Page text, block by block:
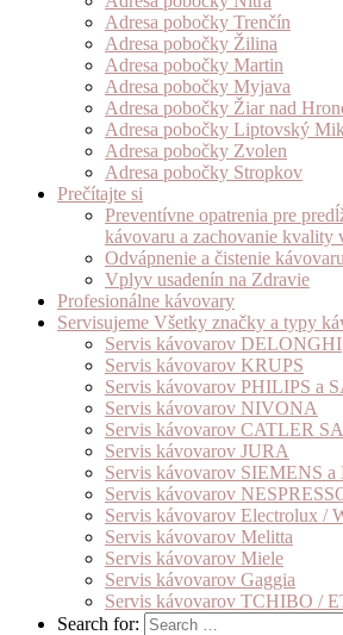
Adresa pobočky Trenčín
Adresa pobočky Žilina
Adresa pobočky Martin
Adresa pobočky Myjava
Adresa pobočky Žiar nad
Adresa pobočky Liptovský
Adresa pobočky Zvolen
Adresa pobočky Stropkov
Prečítajte si
Preventívne opatrenia pre
kávovaru a zachovanie kvality
Odvápnenie a čistenie kávovaru
Vplyv usadenín na Zdravie
Profesionálne kávovary
Servisujeme Všetky značky a typy
Servis kávovarov DELONGHI
Servis kávovarov KRUPS
Servis kávovarov PHILIPS a
Servis kávovarov NIVONA
Servis kávovarov CATLER
Servis kávovarov JURA
Servis kávovarov SIEMENS a
Servis kávovarov
Servis kávovarov Electrolux /
Servis kávovarov Melitta
Servis kávovarov Miele
Servis kávovarov Gaggia
Servis kávovarov TCHIBO /
Search for: